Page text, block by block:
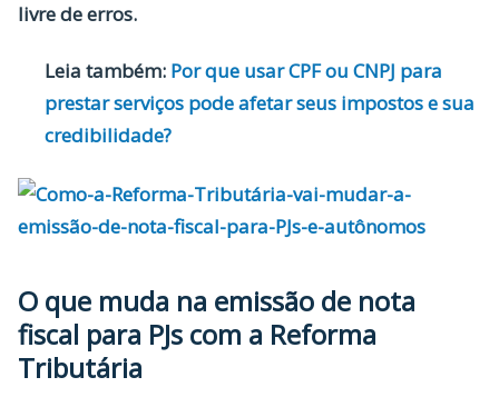
livre de erros.
Leia também: Por que usar CPF ou CNPJ para
prestar serviços pode afetar seus impostos e sua
credibilidade?
O que muda na emissão de nota
fiscal para PJs com a Reforma
Tributária